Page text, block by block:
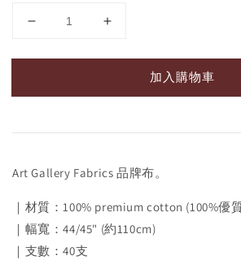
加入購物車
Art Gallery Fabrics 品牌布。
｜材質：100% premium cotton (100%優
｜幅寬：44/45" (約110cm)
｜支數：40支